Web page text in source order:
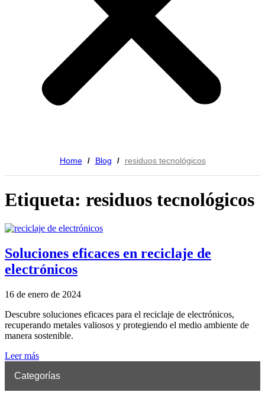
Home / Blog / residuos tecnológicos
Etiqueta: residuos tecnológicos
Soluciones eficaces en reciclaje de
electrónicos
16 de enero de 2024
Descubre soluciones eficaces para el reciclaje de electrónicos,
recuperando metales valiosos y protegiendo el medio ambiente de
manera sostenible.
Leer más
Categorías